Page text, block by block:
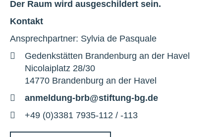
Der Raum wird ausgeschildert sein.
Kontakt
Ansprechpartner: Sylvia de Pasquale
Adresse
Gedenkstätten Brandenburg an der Havel
Nicolaiplatz 28/30
14770 Brandenburg an der Havel
E-
Mail
anmeldung-brb@stiftung-bg.de
Telefon
+49 (0)3381 7935-112 / -113